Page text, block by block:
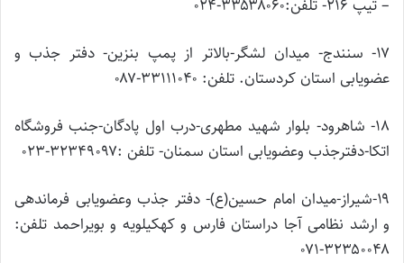
– تیپ ۲۱۶- تلفن:۳۳۵۳۸۰۶۰-۰۲۴
۱۷- سنندج- میدان لشگر-بالاتر از پمپ بنزین- دفتر جذب و
عضویابی استان کردستان. تلفن: ۳۳۱۱۱۰۴۰-۰۸۷
۱۸- شاهرود- بلوار شهید مطهری-درب اول پادگان-جنب فروشگاه
اتکا-دفترجذب وعضویابی استان سمنان- تلفن :۳۲۳۴۹۰۹۷-۰۲۳
۱۹-شیراز-میدان امام حسین(ع)- دفتر جذب وعضویابی فرماندهی
و ارشد نظامی آجا دراستان فارس و کهکیلویه و بویراحمد تلفن:
۳۲۳۵۰۰۴۸-۰۷۱